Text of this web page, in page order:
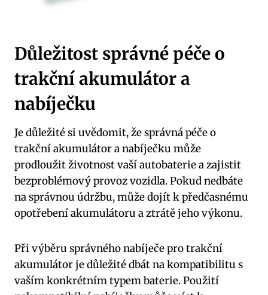
Důležitost správné péče o
trakční akumulátor a
nabíječku
Je důležité si uvědomit, že správná péče o
trakční akumulátor a nabíječku může
prodloužit životnost vaší autobaterie a zajistit
bezproblémový provoz vozidla. Pokud nedbáte
na správnou údržbu, může dojít k předčasnému
opotřebení akumulátoru a ztrátě jeho výkonu.
Při výběru správného nabíječe pro trakční
akumulátor je důležité dbát na kompatibilitu s
vaším konkrétním typem baterie. Použití